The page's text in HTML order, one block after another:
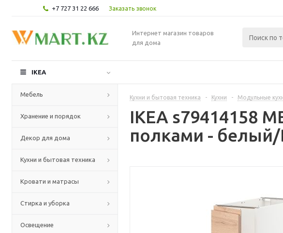
+7 727 31 22 666 Заказать звонок
Интернет магазин товаров
для дома
IKEA
Мебель
Хранение и порядок
Декор для дома
Кухни и бытовая техника
Кровати и матрасы
Стирка и уборка
Освещение
Кухни и бытовая техника - Кухни - Модульные
IKEA s79414158
полками - белый/